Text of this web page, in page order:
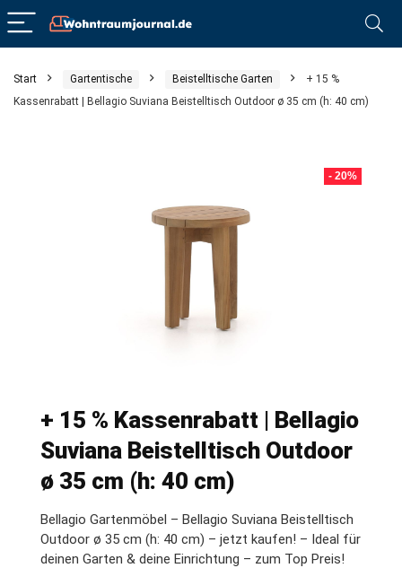
Start Gartentische Beistelltische Garten
+ 15 %
Kassenrabatt | Bellagio Suviana Beistelltisch Outdoor ø 35 cm (h: 40 cm)
- 20%
+ 15 % Kassenrabatt | Bellagio
Suviana Beistelltisch Outdoor
ø 35 cm (h: 40 cm)
Bellagio Gartenmöbel – Bellagio Suviana Beistelltisch
Outdoor ø 35 cm (h: 40 cm) – jetzt kaufen! – Ideal für
deinen Garten & deine Einrichtung – zum Top Preis!